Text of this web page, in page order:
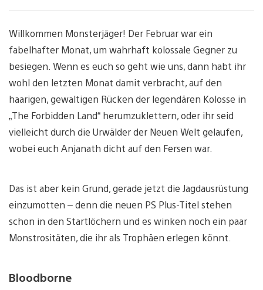
Willkommen Monsterjäger! Der Februar war ein
fabelhafter Monat, um wahrhaft kolossale Gegner zu
besiegen. Wenn es euch so geht wie uns, dann habt ihr
wohl den letzten Monat damit verbracht, auf den
haarigen, gewaltigen Rücken der legendären Kolosse in
„The Forbidden Land“ herumzuklettern, oder ihr seid
vielleicht durch die Urwälder der Neuen Welt gelaufen,
wobei euch Anjanath dicht auf den Fersen war.
Das ist aber kein Grund, gerade jetzt die Jagdausrüstung
einzumotten – denn die neuen PS Plus-Titel stehen
schon in den Startlöchern und es winken noch ein paar
Monstrositäten, die ihr als Trophäen erlegen könnt.
Bloodborne